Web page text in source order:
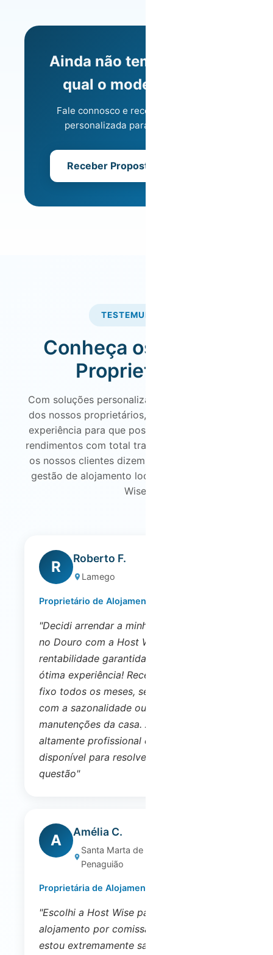
Ainda não tem a certeza
qual o modelo ideal?
Fale connosco e receba uma análise
personalizada para o seu imóvel.
Receber Proposta Gratuita
TESTEMUNHOS
Conheça os Nossos
Proprietários
Com soluções personalizadas às necessidades
dos nossos proprietários, garantimos a melhor
experiência para que possa maximizar os seus
rendimentos com total tranquilidade. Veja o que
os nossos clientes dizem sobre os serviços de
gestão de alojamento local no Douro da Host
Wise.
R Roberto F.
Lamego
Proprietário de Alojamento Local
"Decidi arrendar a minha casa de campo
no Douro com a Host Wise, e optei pela
rentabilidade garantida. Tem sido uma
ótima experiência! Recebo um rendimento
fixo todos os meses, sem me preocupar
com a sazonalidade ou com as
manutenções da casa. A equipa é
altamente profissional e está sempre
disponível para resolver qualquer
questão"
A Amélia C.
Santa Marta de
Penaguião
Proprietária de Alojamento Local
"Escolhi a Host Wise para gerir o meu
alojamento por comissão no Douro, e
estou extremamente satisfeito. A